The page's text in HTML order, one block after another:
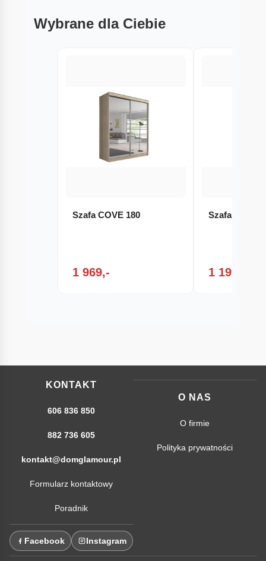
Wybrane dla Ciebie
Szafa COVE 180
1 969,-
Szafa ASPEN
1 199,-
KONTAKT
606 836 850
882 736 605
kontakt@domglamour.pl
Formularz kontaktowy
Poradnik
Facebook Instagram
O NAS
O firmie
Polityka prywatności